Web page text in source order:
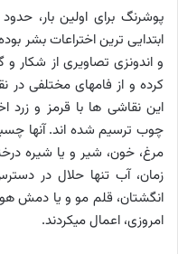
ابتدایی ­ترین اختراعات بشر
و اندونزی تصاویری از شکار و
کرده و از فام­های مختلفی در
این نقاشی ­ها با قرمز و زرد
چوب ترسیم شده ­اند. آن­ها
­مرغ، خون، شیر و یا شیره
زمان، آب تنها حلال در
انگشتان، قلم ­مو و یا دمش
امروزی، اعمال می­کردند.